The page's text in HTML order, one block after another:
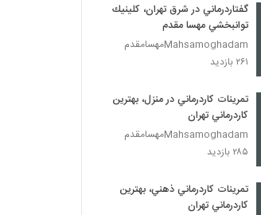
گفتاردرماني در شرق تهران، كلينيك
توانبخشي مهسا مقدم
Mahsamoghadamمهسامقدم
۲۶۱ بازدید
تمرينات كاردرماني در منزل، بهترين
كاردرماني تهران
Mahsamoghadamمهسامقدم
۲۸۵ بازدید
تمرينات كاردرماني ذهني، بهترين
كاردرماني تهران